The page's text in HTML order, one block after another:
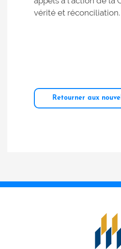
vérité et réconciliation.
Retourner aux